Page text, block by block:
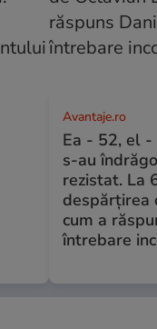
Avantaje.ro
Ea - 52, el -
s-au
rezistat. La
despărțirea
cum a
întrebare